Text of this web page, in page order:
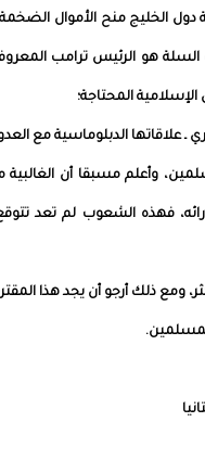
دول الخليج منح الأموال
هو الرئيس ترامب
المحتاجة؛
وأعلم مسبقا أن
فهذه الشعوب لم تعد
ذلك أرجو أن يجد هذا